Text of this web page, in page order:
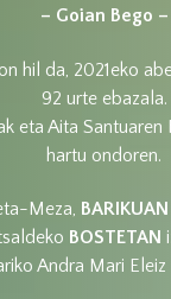
– Goian Bego –
hil da, 2021eko
92 urte ebazala.
eta Aita Santuaren
hartu ondoren.
Meza, BARIKUAN
BOSTETAN
Andra Mari Eleiz